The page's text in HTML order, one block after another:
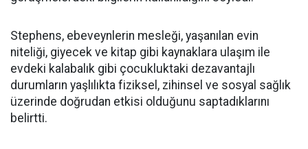
Stephens, ebeveynlerin mesleği, yaşanılan evin
niteliği, giyecek ve kitap gibi kaynaklara ulaşım ile
evdeki kalabalık gibi çocukluktaki dezavantajlı
durumların yaşlılıkta fiziksel, zihinsel ve sosyal sağlık
üzerinde doğrudan etkisi olduğunu saptadıklarını
belirtti.